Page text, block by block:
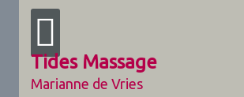
Tides Massage
Marianne de Vries